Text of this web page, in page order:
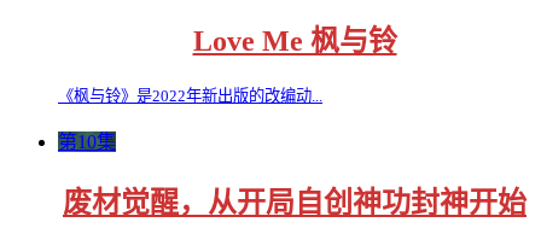
Love Me 枫与铃
《枫与铃》是2022年新出版的改编动...
第10集
废材觉醒，从开局自创神功封神开始